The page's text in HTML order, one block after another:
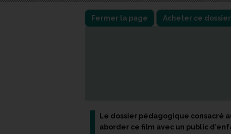
Fermer la page Acheter ce dossier
Le dossier pédagogique consacré
aborder ce film avec un public